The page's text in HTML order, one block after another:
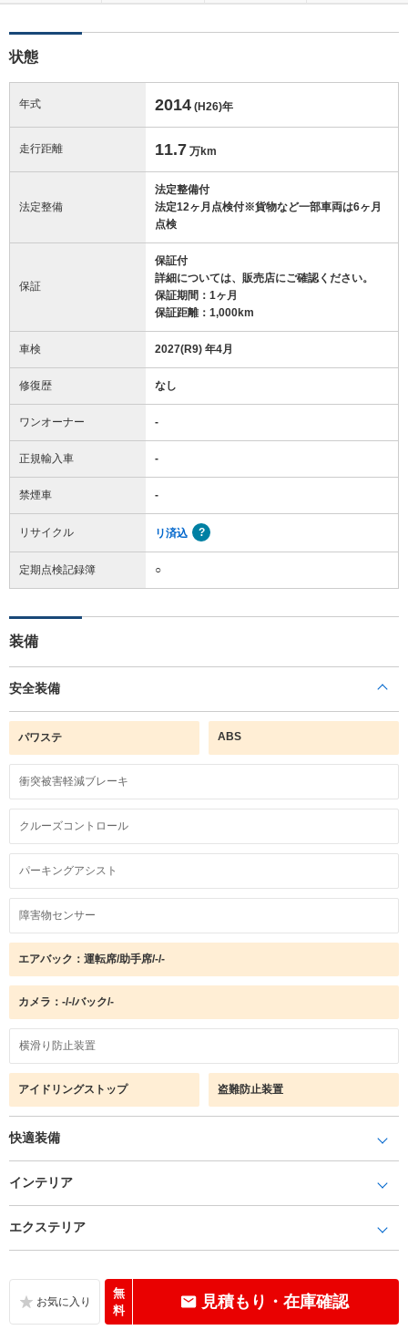
状態
年式 2014 (H26)年
走行距離 11.7 万km
法定整備
法定整備付
法定12ヶ月点検付※貨物など一部車両は6ヶ月
点検
保証
保証付
詳細については、販売店にご確認ください。
保証期間：1ヶ月
保証距離：1,000km
車検 2027(R9) 年4月
修復歴 なし
ワンオーナー -
正規輸入車 -
禁煙車 -
リサイクル リ済込
定期点検記録簿 ○
装備
安全装備
パワステ ABS
衝突被害軽減ブレーキ
クルーズコントロール
パーキングアシスト
障害物センサー
エアバック：運転席/助手席/-/-
カメラ：-/-/バック/-
横滑り防止装置
アイドリングストップ 盗難防止装置
快適装備
インテリア
エクステリア
無
料
見積もり・在庫確認